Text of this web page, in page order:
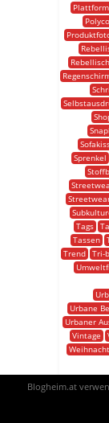
Sprenkel
Tags
Tassen
Trend Tri-
Urbane
Urbaner
Vintage
Blogheim.at